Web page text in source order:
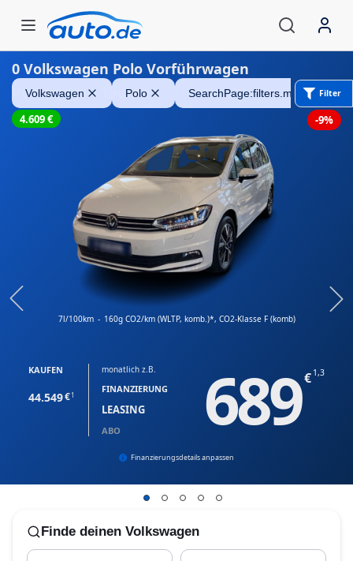
0 Volkswagen Polo Vorführwagen
Volkswagen Polo SearchPage:filters.mileageFilter
Volkswagen Touran
4.609€ -9%
7l/100km - 160g CO2/km (WLTP, komb.)*, CO2-Klasse F (komb)
monatlich z.B.
FINANZIERUNG
LEASING
ABO 689 1,3
KAUFEN
44.549 1
Finanzierungsdetails anpassen
Finde deinen Volkswagen